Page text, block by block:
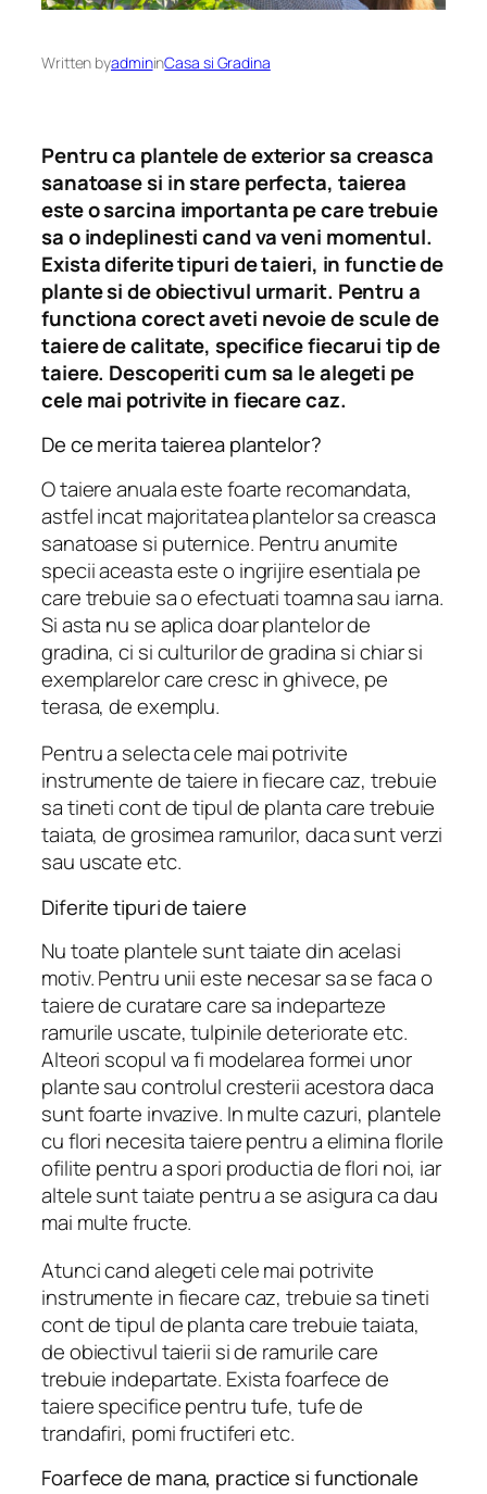
Written byadmininCasa si Gradina
Pentru ca plantele de exterior sa creasca
sanatoase si in stare perfecta, taierea
este o sarcina importanta pe care trebuie
sa o indeplinesti cand va veni momentul.
Exista diferite tipuri de taieri, in functie de
plante si de obiectivul urmarit. Pentru a
functiona corect aveti nevoie de scule de
taiere de calitate, specifice fiecarui tip de
taiere. Descoperiti cum sa le alegeti pe
cele mai potrivite in fiecare caz.
De ce merita taierea plantelor?
O taiere anuala este foarte recomandata,
astfel incat majoritatea plantelor sa creasca
sanatoase si puternice. Pentru anumite
specii aceasta este o ingrijire esentiala pe
care trebuie sa o efectuati toamna sau iarna.
Si asta nu se aplica doar plantelor de
gradina, ci si culturilor de gradina si chiar si
exemplarelor care cresc in ghivece, pe
terasa, de exemplu.
Pentru a selecta cele mai potrivite
instrumente de taiere in fiecare caz, trebuie
sa tineti cont de tipul de planta care trebuie
taiata, de grosimea ramurilor, daca sunt verzi
sau uscate etc.
Diferite tipuri de taiere
Nu toate plantele sunt taiate din acelasi
motiv. Pentru unii este necesar sa se faca o
taiere de curatare care sa indeparteze
ramurile uscate, tulpinile deteriorate etc.
Alteori scopul va fi modelarea formei unor
plante sau controlul cresterii acestora daca
sunt foarte invazive. In multe cazuri, plantele
cu flori necesita taiere pentru a elimina florile
ofilite pentru a spori productia de flori noi, iar
altele sunt taiate pentru a se asigura ca dau
mai multe fructe.
Atunci cand alegeti cele mai potrivite
instrumente in fiecare caz, trebuie sa tineti
cont de tipul de planta care trebuie taiata,
de obiectivul taierii si de ramurile care
trebuie indepartate. Exista foarfece de
taiere specifice pentru tufe, tufe de
trandafiri, pomi fructiferi etc.
Foarfece de mana, practice si functionale